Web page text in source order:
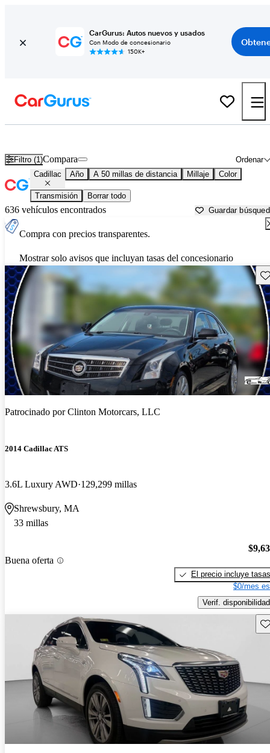
CarGurus: Autos nuevos y usados
Con Modo de concesionario
150K+
Filtro (1) Ordenar
Compara
Cadillac Año A 50 millas de distancia Millaje Color
Transmisión Borrar todo
636 vehículos encontrados Guardar
Compra con precios transparentes.
Mostrar solo avisos que incluyan tasas del concesionario
Patrocinado porClinton Motorcars, LLC
2014 Cadillac ATS
3.6L Luxury AWD 129,299 millas
Shrewsbury, MA
33 millas
Buena oferta
El precio incluye tasas
$0/mes
Verif. disponibilidad